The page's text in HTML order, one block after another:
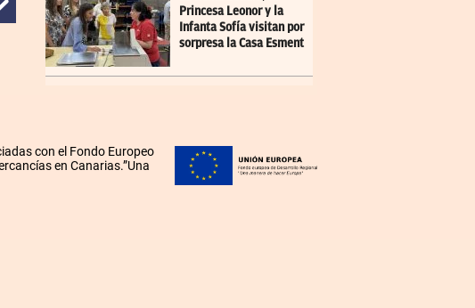
Princesa Leonor y la
Infanta Sofía visitan por
sorpresa la Casa Esment
con el Fondo Europeo
en Canarias.”Una